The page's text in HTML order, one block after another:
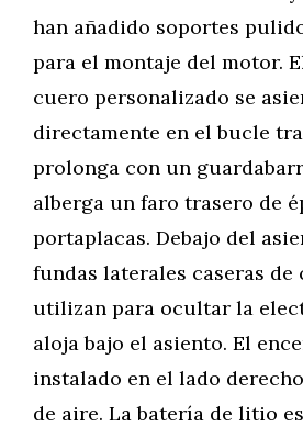
han añadido soportes
para el montaje del motor.
cuero personalizado se
directamente en el bucle
prolonga con un
alberga un faro trasero de
portaplacas. Debajo del
fundas laterales caseras de
utilizan para ocultar la
aloja bajo el asiento. El
instalado en el lado
de aire. La batería de litio